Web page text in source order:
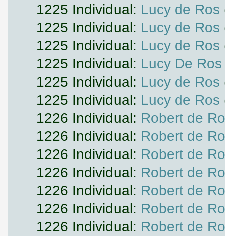
1225 Individual: Lucy de Ros
1225 Individual: Lucy de Ros
1225 Individual: Lucy de Ros
1225 Individual: Lucy De Ros
1225 Individual: Lucy de Ros
1225 Individual: Lucy de Ros
1226 Individual: Robert de
1226 Individual: Robert de
1226 Individual: Robert de
1226 Individual: Robert de
1226 Individual: Robert de
1226 Individual: Robert de
1226 Individual: Robert de